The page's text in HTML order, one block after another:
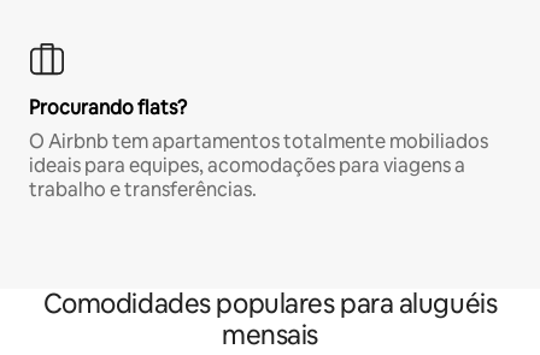
Procurando flats?
O Airbnb tem apartamentos totalmente mobiliados
ideais para equipes, acomodações para viagens a
trabalho e transferências.
Comodidades populares para aluguéis
mensais